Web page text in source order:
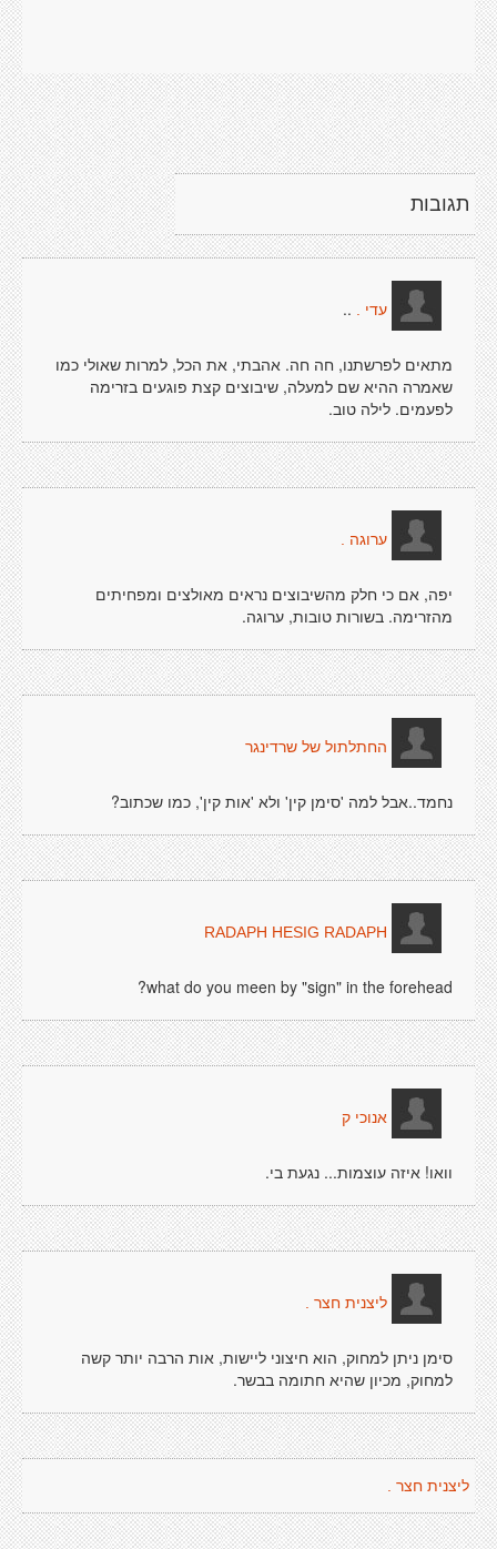
תגובות
עדי . ..
מתאים לפרשתנו, חה חה. אהבתי, את הכל, למרות שאולי כמו
שאמרה ההיא שם למעלה, שיבוצים קצת פוגעים בזרימה
לפעמים. לילה טוב.
ערוגה .
יפה, אם כי חלק מהשיבוצים נראים מאולצים ומפחיתים
מהזרימה. בשורות טובות, ערוגה.
החתלתול של שרדינגר
נחמד..אבל למה 'סימן קין' ולא 'אות קין', כמו שכתוב?
RADAPH HESIG RADAPH
what do you meen by "sign" in the forehead?
אנוכי ק
וואו! איזה עוצמות... נגעת בי.
ליצנית חצר .
סימן ניתן למחוק, הוא חיצוני ליישות, אות הרבה יותר קשה
למחוק, מכיון שהיא חתומה בבשר.
ליצנית חצר .